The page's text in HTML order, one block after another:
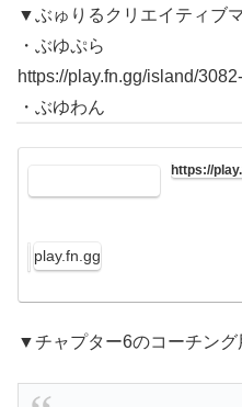
▼ぶゅりるクリエイティブ
・ぶゆぷら
https://play.fn.gg/island/
・ぶゆわん
https://
play.fn.gg
▼チャプター6のコーチング